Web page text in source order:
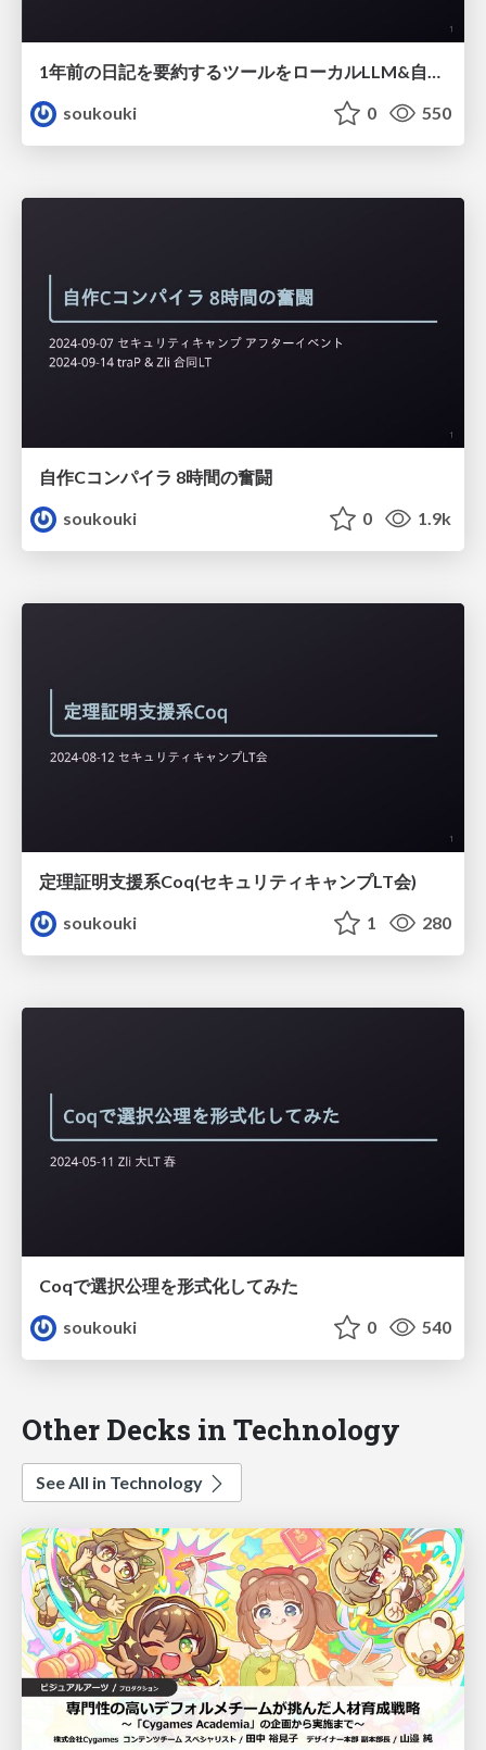
1年前の日記を要約するツールをローカルLLM&自作MCPサーバーで作った話
soukouki
0 550
自作Cコンパイラ 8時間の奮闘
soukouki
0 1.9k
定理証明支援系Coq(セキュリティキャンプLT会)
soukouki
1 280
Coqで選択公理を形式化してみた
soukouki
0 540
Other Decks in Technology
See All in Technology